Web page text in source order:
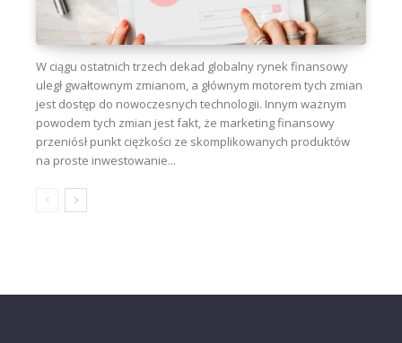
W ciągu ostatnich trzech dekad globalny rynek finansowy
uległ gwałtownym zmianom, a głównym motorem tych zmian
jest dostęp do nowoczesnych technologii. Innym ważnym
powodem tych zmian jest fakt, że marketing finansowy
przeniósł punkt ciężkości ze skomplikowanych produktów
na proste inwestowanie...